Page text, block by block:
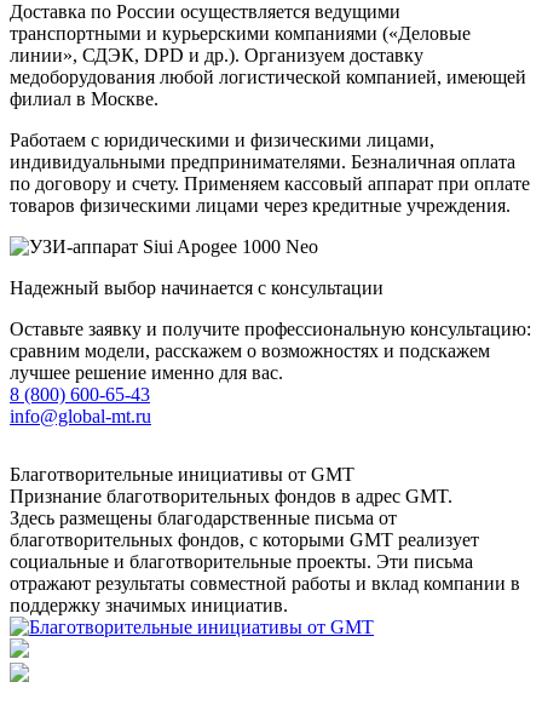
Доставка по России осуществляется ведущими
транспортными и курьерскими компаниями («Деловые
линии», СДЭК, DPD и др.). Организуем доставку
медоборудования любой логистической компанией, имеющей
филиал в Москве.
Работаем с юридическими и физическими лицами,
индивидуальными предпринимателями. Безналичная оплата
по договору и счету. Применяем кассовый аппарат при оплате
товаров физическими лицами через кредитные учреждения.
Надежный выбор начинается с консультации
Оставьте заявку и получите профессиональную консультацию:
сравним модели, расскажем о возможностях и подскажем
лучшее решение именно для вас.
8 (800) 600-65-43
info@global-mt.ru
Благотворительные инициативы от GMT
Признание благотворительных фондов в адрес GMT.
Здесь размещены благодарственные письма от
благотворительных фондов, с которыми GMT реализует
социальные и благотворительные проекты. Эти письма
отражают результаты совместной работы и вклад компании в
поддержку значимых инициатив.